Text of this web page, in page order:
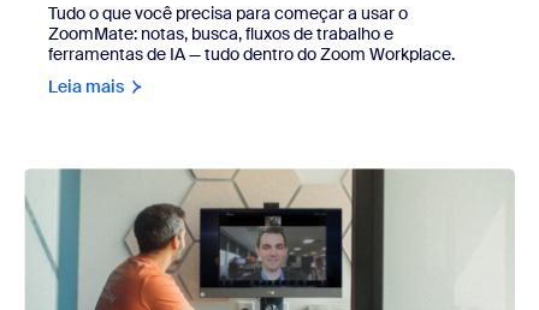
Tudo o que você precisa para começar a usar o
ZoomMate: notas, busca, fluxos de trabalho e
ferramentas de IA — tudo dentro do Zoom Workplace.
Leia mais